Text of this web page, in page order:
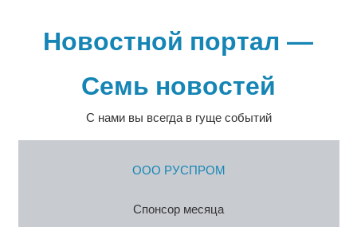
содержимомуНовостной портал —
Семь новостей
С нами вы всегда в гуще событий
ООО РУСПРОМ
Спонсор месяца